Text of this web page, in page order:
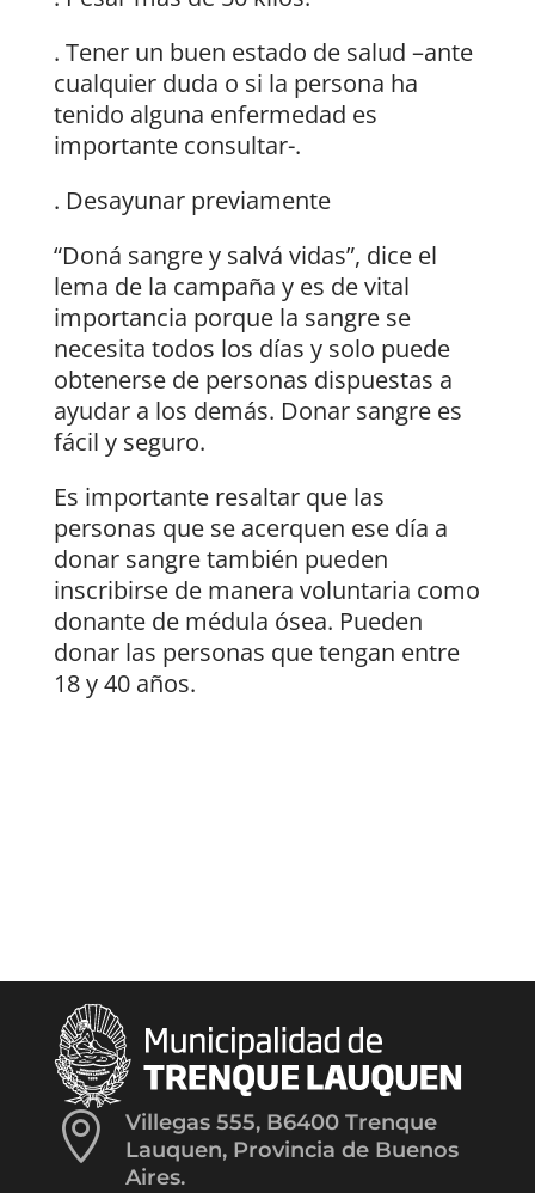
. Tener un buen estado de salud –ante
cualquier duda o si la persona ha
tenido alguna enfermedad es
importante consultar-.
. Desayunar previamente
“Doná sangre y salvá vidas”, dice el
lema de la campaña y es de vital
importancia porque la sangre se
necesita todos los días y solo puede
obtenerse de personas dispuestas a
ayudar a los demás. Donar sangre es
fácil y seguro.
Es importante resaltar que las
personas que se acerquen ese día a
donar sangre también pueden
inscribirse de manera voluntaria como
donante de médula ósea. Pueden
donar las personas que tengan entre
18 y 40 años.

Villegas 555, B6400 Trenque
Lauquen, Provincia de Buenos
Aires.